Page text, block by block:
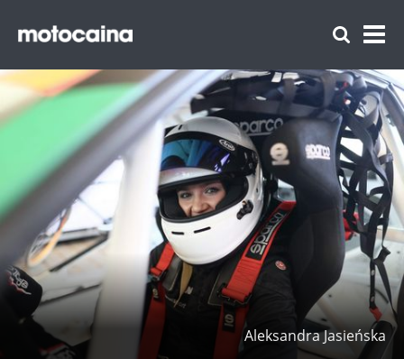
Aleksandra Jasieńska